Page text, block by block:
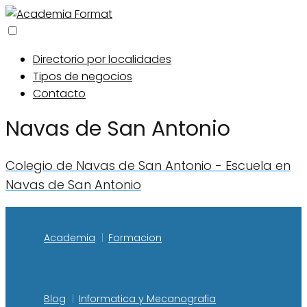
Directorio por localidades
Tipos de negocios
Contacto
Navas de San Antonio
Colegio de Navas de San Antonio - Escuela en
Navas de San Antonio
Academia Formacion
Blog Informatica y Mecanografia